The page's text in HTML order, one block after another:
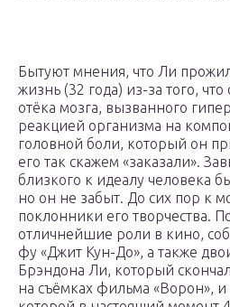
Бытуют мнения, что Ли
жизнь (32 года) из-за того,
отёка мозга, вызванного
реакцией организма на
головной боли, который он
его так скажем «заказали».
близкого к идеалу человека
но он не забыт. До сих пор к
поклонники его творчества.
отличнейшие роли в кино,
фу «Джит Кун-До», а также
Брэндона Ли, который
на съёмках фильма «Ворон»,